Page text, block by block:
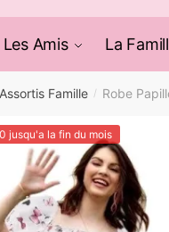
Les Amis La
Famille / Robe
jusqu'a la fin du mois